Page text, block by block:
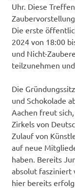
Uhr. Diese
Die erste
2024 von 18:00
und Nicht-
teilzunehmen
Die
und Schokolade
Aachen freut
Zirkels von
Zulauf von
auf neue
haben. Bereits
absolut fasziniert
hier bereits